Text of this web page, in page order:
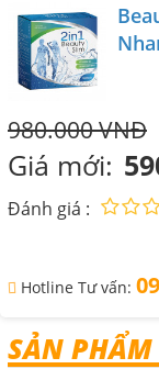
980.000 VNĐ
Giá mới:
Đánh giá :
Hotline Tư vấn:
SẢN